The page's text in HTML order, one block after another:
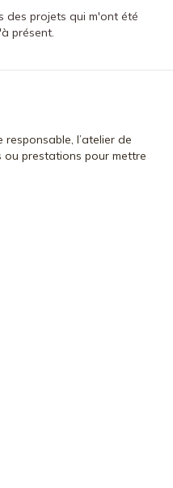
des projets qui m'ont été
présent.
l’atelier de
ou prestations pour mettre